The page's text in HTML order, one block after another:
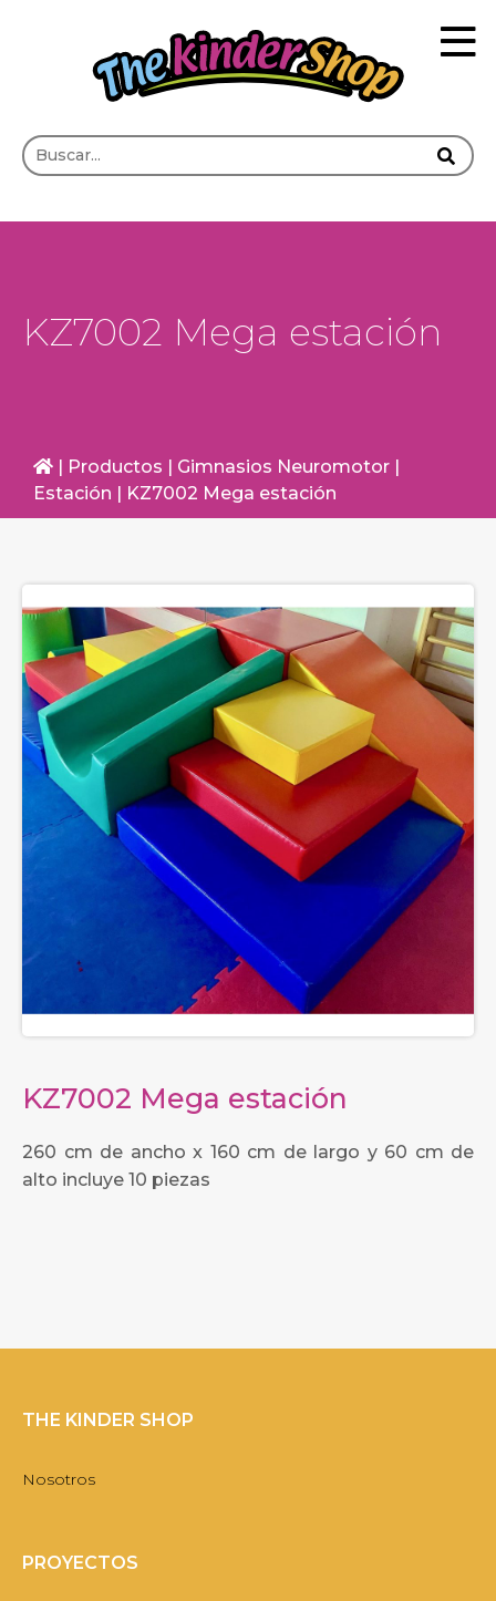
KZ7002 Mega estación
| Productos | Gimnasios Neuromotor |
Estación | KZ7002 Mega estación
KZ7002 Mega estación
260 cm de ancho x 160 cm de largo y 60 cm de
alto incluye 10 piezas
THE KINDER SHOP
Nosotros
PROYECTOS